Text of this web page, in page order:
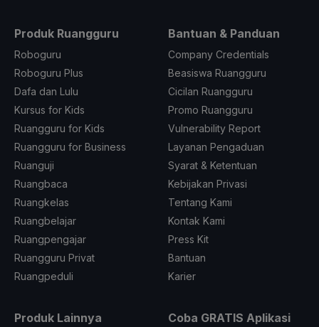
Produk Ruangguru
Roboguru
Roboguru Plus
Dafa dan Lulu
Kursus for Kids
Ruangguru for Kids
Ruangguru for Business
Ruanguji
Ruangbaca
Ruangkelas
Ruangbelajar
Ruangpengajar
Ruangguru Privat
Ruangpeduli
Bantuan & Panduan
Company Credentials
Beasiswa Ruangguru
Cicilan Ruangguru
Promo Ruangguru
Vulnerability Report
Layanan Pengaduan
Syarat & Ketentuan
Kebijakan Privasi
Tentang Kami
Kontak Kami
Press Kit
Bantuan
Karier
Produk Lainnya
Coba GRATIS Aplikasi